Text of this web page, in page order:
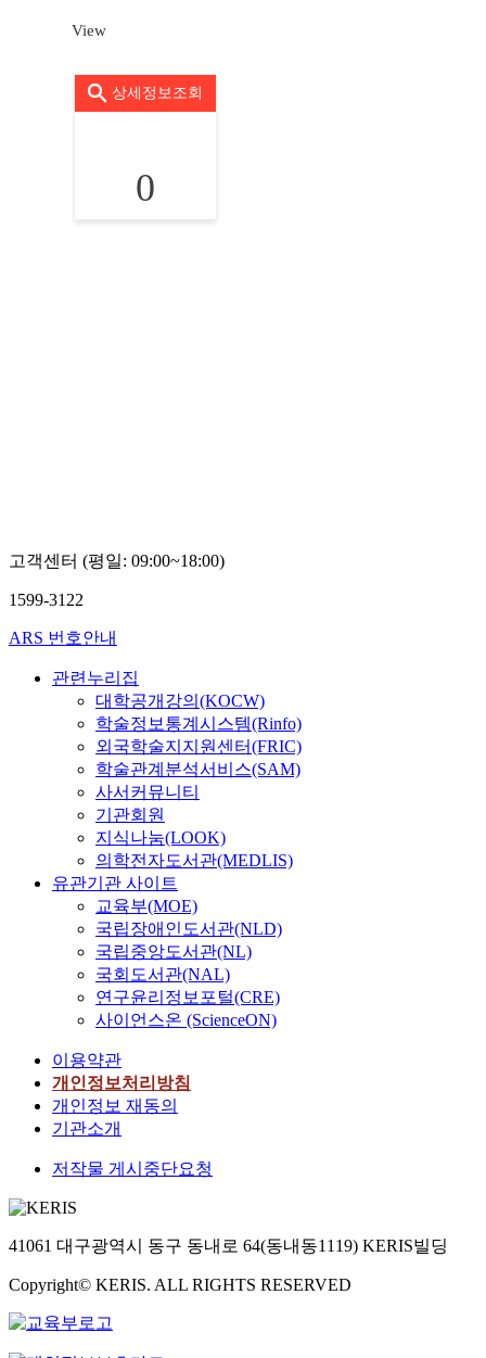
View
상세정보조회
0
고객센터 (평일: 09:00~18:00)
1599-3122
ARS 번호안내
관련누리집
대학공개강의(KOCW)
학술정보통계시스템(Rinfo)
외국학술지지원센터(FRIC)
학술관계분석서비스(SAM)
사서커뮤니티
기관회원
지식나눔(LOOK)
의학전자도서관(MEDLIS)
유관기관 사이트
교육부(MOE)
국립장애인도서관(NLD)
국립중앙도서관(NL)
국회도서관(NAL)
연구윤리정보포털(CRE)
사이언스온 (ScienceON)
이용약관
개인정보처리방침
개인정보 재동의
기관소개
저작물 게시중단요청
41061 대구광역시 동구 동내로 64(동내동1119) KERIS빌딩
Copyright© KERIS. ALL RIGHTS RESERVED